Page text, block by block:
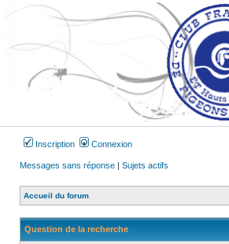
Inscription Connexion
Messages sans réponse | Sujets actifs
Accueil du forum
Question de la recherche